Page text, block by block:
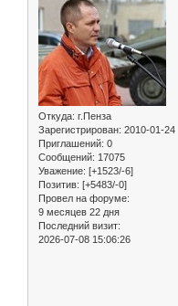
Откуда: г.Пенза
Зарегистрирован: 2010-01-24
Приглашений: 0
Сообщений: 17075
Уважение: [+1523/-6]
Позитив: [+5483/-0]
Провел на форуме:
9 месяцев 22 дня
Последний визит:
2026-07-08 15:06:26